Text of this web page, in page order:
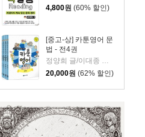
4,800원 (60% 할인)
[중고-상] 카툰영어 문
법 - 전4권
20,000원 (62% 할인)